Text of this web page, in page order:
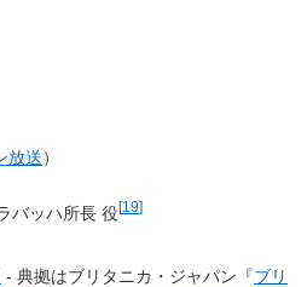
放送）
バッハ所長 役[19]
- 典拠はブリタニカ・ジャパン『ブリ